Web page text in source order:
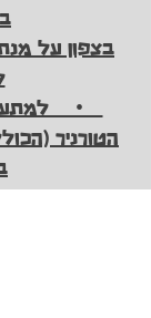
בצפון על
•
הטורניר